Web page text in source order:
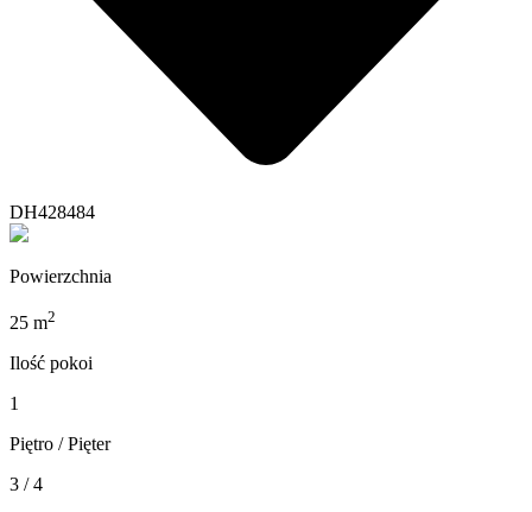
DH428484
Powierzchnia
25 m2
Ilość pokoi
1
Piętro / Pięter
3 / 4